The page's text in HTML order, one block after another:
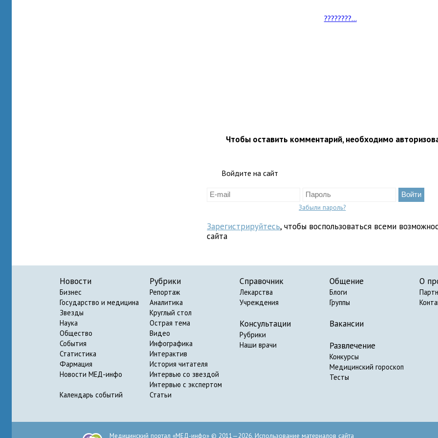
????????...
Чтобы оставить комментарий, необходимо
Войдите на сайт
Забыли пароль?
Зарегистрируйтесь, чтобы воспользоваться всеми
сайта
Новости
Бизнес
Государство и медицина
Звезды
Наука
Общество
События
Статистика
Фармация
Новости МЕД-инфо
Календарь событий
Рубрики
Репортаж
Аналитика
Круглый стол
Острая тема
Видео
Инфографика
Интерактив
История читателя
Интервью со звездой
Интервью с экспертом
Статьи
Справочник
Лекарства
Учреждения
Консультации
Рубрики
Наши врачи
Общение
Блоги
Группы
Вакансии
Развлечение
Конкурсы
Медицинский гороскоп
Тесты
О
Медицинский портал «МЕД-инфо» © 2011—2026. Использование материалов сайта